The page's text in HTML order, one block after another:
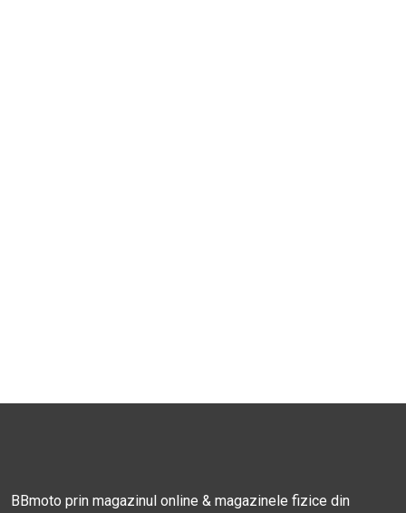
BBmoto prin magazinul online & magazinele fizice din